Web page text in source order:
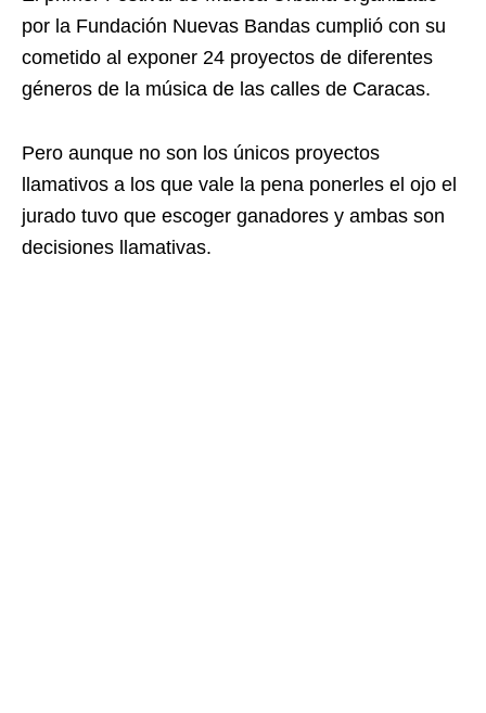
por la Fundación Nuevas Bandas cumplió con su
cometido al exponer 24 proyectos de diferentes
géneros de la música de las calles de Caracas.
Pero aunque no son los únicos proyectos
llamativos a los que vale la pena ponerles el ojo el
jurado tuvo que escoger ganadores y ambas son
decisiones llamativas.